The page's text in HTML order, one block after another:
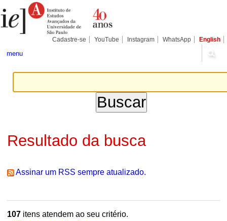
para
conteúdo.
Pessoais
Cadastre-se YouTube Instagram WhatsApp English
menu
Resultado da busca
Assinar um RSS sempre atualizado.
107itens atendem ao seu critério.